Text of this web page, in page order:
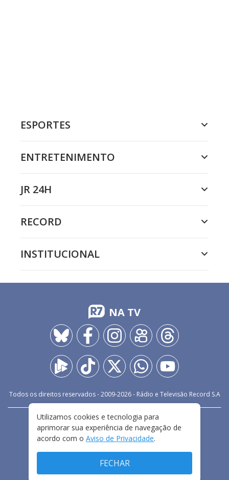
ESPORTES
ENTRETENIMENTO
JR 24H
RECORD
INSTITUCIONAL
NA TV
Todos os direitos reservados - 2009-2026- Rádio e Televisão Record S.A
FALE CONOSCO
PRIVACIDADE
TERMOS E CONDIÇÕES DE USO
Utilizamos cookies e tecnologia para
aprimorar sua experiência de navegação de
acordo com o Aviso de Privacidade.
FECHAR